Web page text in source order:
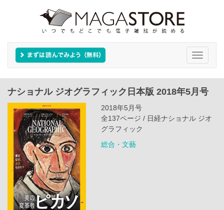
Toggle
ナショナル ジオグラフィック日本版 2018年5月号
2018年5月号
全137ページ / 日経ナショナル ジオ
グラフィック
総合・文藝